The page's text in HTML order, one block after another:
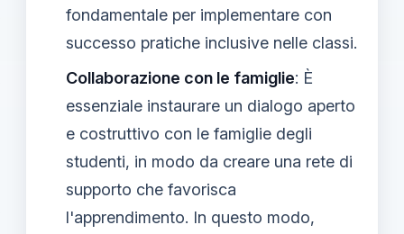
fondamentale per implementare con
successo pratiche inclusive nelle classi.
Collaborazione con le famiglie: È
essenziale instaurare un dialogo aperto
e costruttivo con le famiglie degli
studenti, in modo da creare una rete di
supporto che favorisca
l'apprendimento. In questo modo,